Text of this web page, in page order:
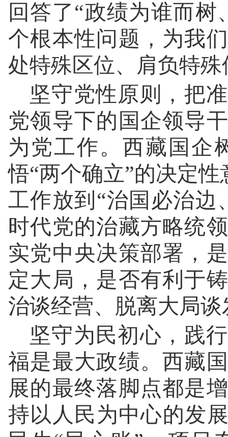
回答了“政绩为谁而
个根本性问题，为我
处特殊区位、肩负特
坚守党性原则，把
党领导下的国企领导
为党工作。西藏国企
悟“两个确立”的决定
工作放到“治国必治边
时代党的治藏方略统
实党中央决策部署，
定大局，是否有利于
治谈经营、脱离大局谈
坚守为民初心，践
福是最大政绩。西藏
展的最终落脚点都是
持以人民为中心的发